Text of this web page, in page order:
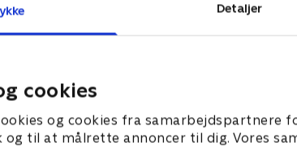
Detaljer
cookies
og cookies fra samarbejdspartnere
og til at målrette annoncer til dig. Vores